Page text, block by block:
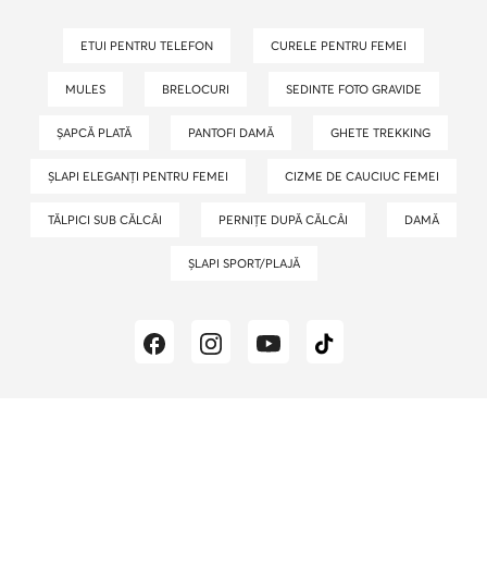
ETUI PENTRU TELEFON CURELE PENTRU FEMEI
MULES BRELOCURI SEDINTE FOTO GRAVIDE
ȘAPCĂ PLATĂ PANTOFI DAMĂ GHETE TREKKING
ȘLAPI ELEGANȚI PENTRU FEMEI CIZME DE CAUCIUC FEMEI
TĂLPICI SUB CĂLCÂI PERNIȚE DUPĂ CĂLCÂI DAMĂ
ȘLAPI SPORT/PLAJĂ